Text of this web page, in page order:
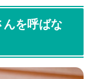
んを呼ばな